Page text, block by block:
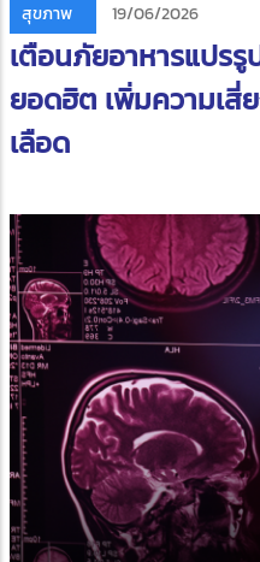
สุขภาพ 19/06/2026
เตือนภัยอาหารแปร
ยอดฮิต เพิ่มความเสี่
เลือด